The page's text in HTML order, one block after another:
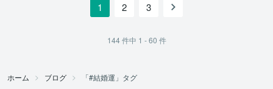
1 2 3
144件中 1 - 60 件
ホーム ブログ 「#結婚運」タグ